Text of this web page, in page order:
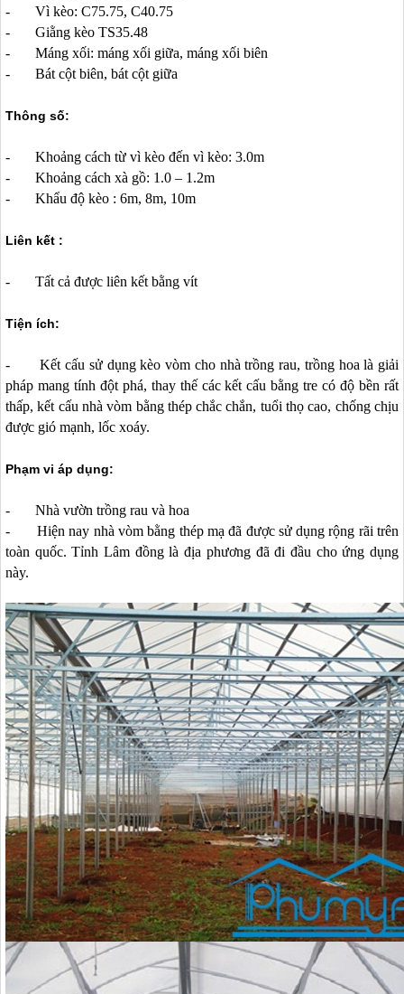
- Vì kèo: C75.75, C40.75
- Giằng kèo TS35.48
- Máng xối: máng xối giữa, máng xối biên
- Bát cột biên, bát cột giữa
Thông số:
- Khoảng cách từ vì kèo đến vì kèo: 3.0m
- Khoảng cách xà gồ: 1.0 – 1.2m
- Khẩu độ kèo : 6m, 8m, 10m
Liên kết :
- Tất cả được liên kết bằng vít
Tiện ích:
- Kết cấu sử dụng kèo vòm cho nhà trồng rau, trồng hoa là giải
pháp mang tính đột phá, thay thế các kết cấu bằng tre có độ bền rất
thấp, kết cấu nhà vòm bằng thép chắc chắn, tuổi thọ cao, chống chịu
được gió mạnh, lốc xoáy.
Phạm vi áp dụng:
- Nhà vườn trồng rau và hoa
- Hiện nay nhà vòm bằng thép mạ đã được sử dụng rộng rãi trên
toàn quốc. Tỉnh Lâm đồng là địa phương đã đi đầu cho ứng dụng
này.